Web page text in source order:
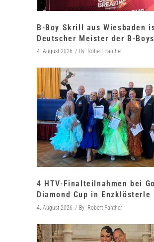
B-Boy Skrill aus Wiesbaden
Deutscher Meister der B-
4. August 2026 By Robert Panther
4 HTV-Finalteilnahmen bei
Diamond Cup in Enzklösterle
4. August 2026 By Robert Panther